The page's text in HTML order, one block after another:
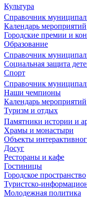
Культура
Справочник
Календарь мероприятий
Городские премии и
Образование
Справочник
Социальная защита
Спорт
Справочник
Наши чемпионы
Календарь мероприятий
Туризм и отдых
Памятники истории и
Храмы и монастыри
Объекты
Досуг
Рестораны и кафе
Гостиницы
Городское пространство
Туристско-
Молодежная политика